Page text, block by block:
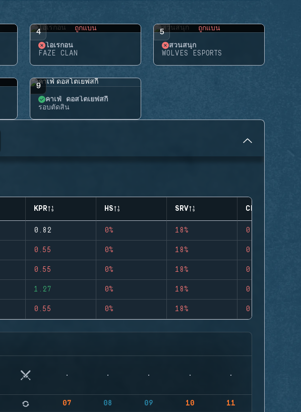
4 ถูกแบน
โอเรกอน
FAZE CLAN
5 ถูกแบน
สวนสนุก
WOLVES ESPORTS
9
คาเฟ่ ดอสโตเยฟสกี้
รอบตัดสิน
KPR HS SRV CLUTCHES
0.82 0% 18% 0
0.55 0% 18% 0
0.55 0% 18% 0
1.27 0% 18% 0
0.55 0% 18% 0
07 08 09 10 11